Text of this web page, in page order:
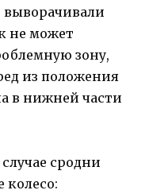
выворачивали
не может
зону,
из положения
в нижней части
сродни
колесо: